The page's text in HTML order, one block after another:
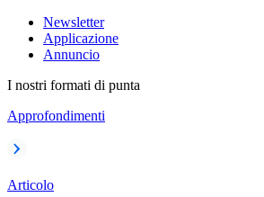
Newsletter
Applicazione
Annuncio
I nostri formati di punta
Approfondimenti
Articolo